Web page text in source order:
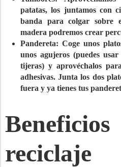
patatas, los juntamos con
banda para colgar sobre
madera podremos crear
Pandereta: Coge unos
unos agujeros (puedes
tijeras) y aprovéchalos
adhesivas. Junta los dos
fuera y ya tienes tus